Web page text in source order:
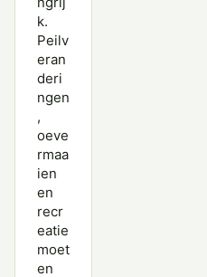
k.
Peilv
eran
deri
ngen
,
oeve
rmaa
ien
en
recr
eatie
moet
en